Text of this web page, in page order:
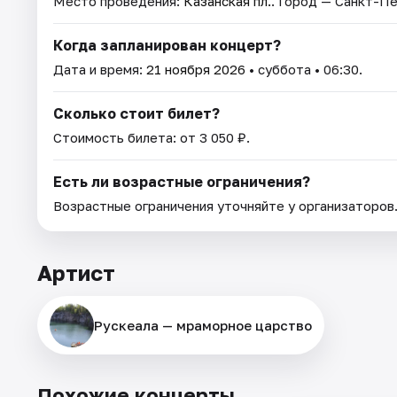
Когда запланирован концерт?
Дата и время: 21 ноября 2026 • суббота • 06:30.
Сколько стоит билет?
Стоимость билета: от 3 050 ₽.
Есть ли возрастные ограничения?
Возрастные ограничения уточняйте у организаторов.
Артист
Рускеала — мраморное царство